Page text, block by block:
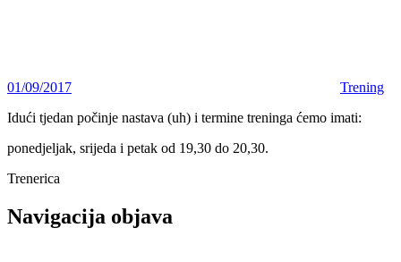
01/09/2017
Trening
Idući tjedan počinje nastava (uh) i termine treninga ćemo imati:
ponedjeljak, srijeda i petak od 19,30 do 20,30.
Trenerica
Navigacija objava